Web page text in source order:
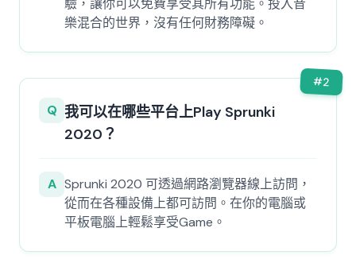
驗，讓你可以免費享受其所有功能。投入音
樂混合的世界，沒有任何財務障礙。
#2
Q 我可以在哪些平台上Play Sprunki
2020？
A Sprunki 2020 可透過網路瀏覽器線上訪問，
從而在各種設備上都可訪問。在你的電腦或
平板電腦上輕鬆享受Game。